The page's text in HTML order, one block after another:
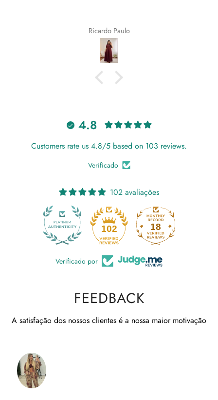
Ricardo Paulo
4.8
Customers rate us 4.8/5 based on 103 reviews.
Verificado
102 avaliações
102 18
Verificado por
FEEDBACK
A satisfação dos nossos clientes é a nossa maior motivação